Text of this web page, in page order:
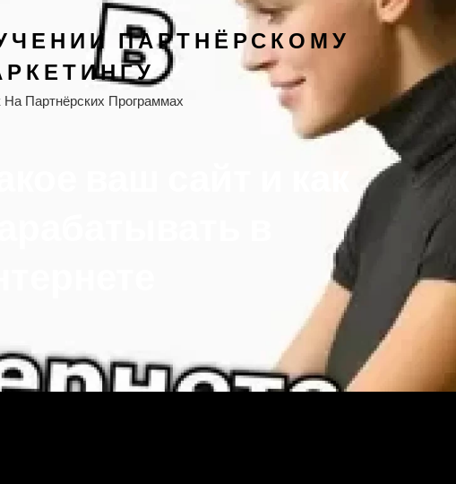
ПАРТНЁРСКОМУ
На Партнёрских Программах
ваш сайт и как
в